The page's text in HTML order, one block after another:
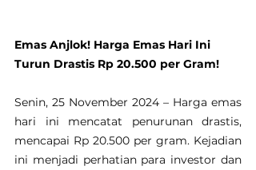
Emas Anjlok! Harga Emas Hari Ini
Turun Drastis Rp 20.500 per Gram!
Senin, 25 November 2024 – Harga emas
hari ini mencatat penurunan drastis,
mencapai Rp 20.500 per gram. Kejadian
ini menjadi perhatian para investor dan